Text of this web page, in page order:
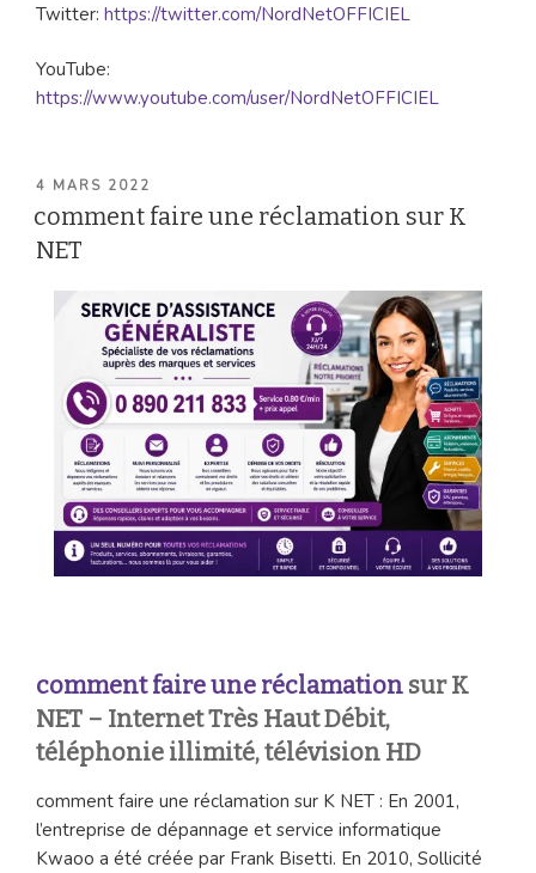
Twitter: https://twitter.com/NordNetOFFICIEL
YouTube:
https://www.youtube.com/user/NordNetOFFICIEL
PUBLIÉ
4 MARS 2022
comment faire une réclamation sur K
NET
comment faire une réclamation sur K
NET – Internet Très Haut Débit,
téléphonie illimité, télévision HD
comment faire une réclamation sur K NET : En 2001,
l’entreprise de dépannage et service informatique
Kwaoo a été créée par Frank Bisetti. En 2010, Sollicité